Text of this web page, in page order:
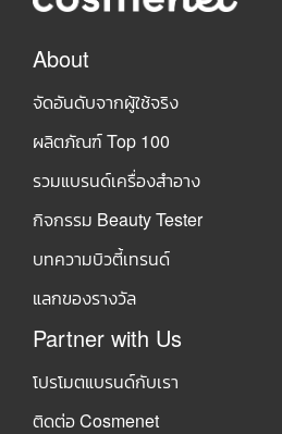
About
จัดอันดับจากผู้ใช้จริง
ผลิตภัณฑ์ Top 100
รวมแบรนด์เครื่องสำอาง
กิจกรรม Beauty Tester
บทความบิวตี้เทรนด์
แลกของรางวัล
Partner with Us
โปรโมตแบรนด์กับเรา
ติดต่อ Cosmenet